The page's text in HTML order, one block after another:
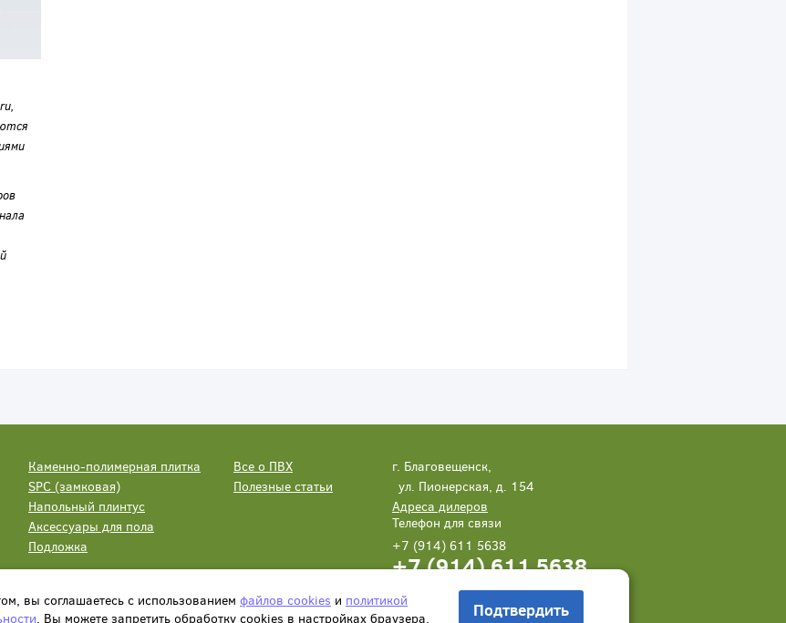
Каменно-полимерная плитка
SPC (замковая)
Напольный плинтус
Аксессуары для пола
Подложка
Все о ПВХ
Полезные статьи
г. Благовещенск,
ул. Пионерская, д. 154
Адреса дилеров
Телефон для связи
+7 (914) 611 5638
+7 (914) 611 5638
Написать нам Заказать звонок
вы соглашаетесь с использованием файлов cookies и политикой
. Вы можете запретить обработку сookies в настройках браузера. Подтвердить